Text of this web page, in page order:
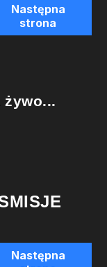
Następna
strona
żywo...
Następna